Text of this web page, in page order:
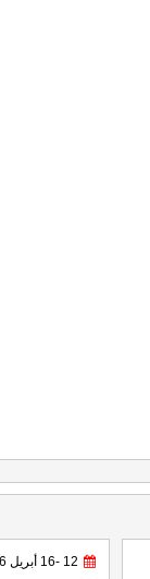
12 -16 أبريل 2026